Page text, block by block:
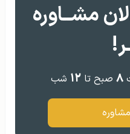
الان مشــاوره
۸ صبح تا۱۲ شب